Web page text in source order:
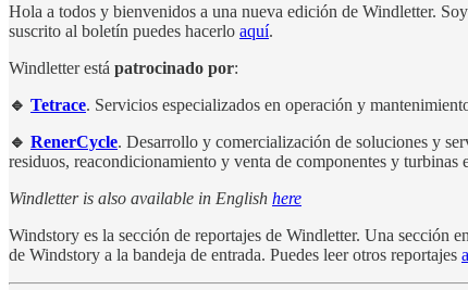
Hola a todos y bienvenidos a una nueva edición de Windletter. Soy
suscrito al boletín puedes hacerlo aquí.
Windletter está patrocinado por:
🔹 Tetrace. Servicios especializados en operación y
🔹 RenerCycle. Desarrollo y comercialización de soluciones y
residuos, reacondicionamiento y venta de componentes y
Windletter is also available in English here
Windstory es la sección de reportajes de Windletter. Una sección
de Windstory a la bandeja de entrada. Puedes leer otros reportajes